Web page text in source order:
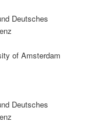
Deutsches
of Amsterdam
Deutsches